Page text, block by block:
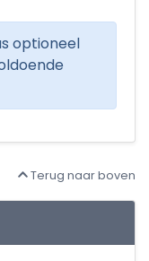
optioneel
Terug naar boven